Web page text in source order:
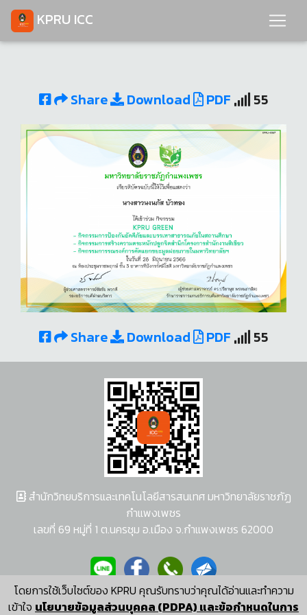
KPRU ICC
Share Download PDF 55
Share Download PDF 55
โดยการใช้เว็บไซต์ของ KPRU คุณรับทราบว่าคุณได้อ่านและทำความ
เข้าใจ นโยบายข้อมูลส่วนบุคคล (PDPA) และข้อกำหนดในการ
สำนักวิทยบริการและเทคโนโลยีสารสนเทศ มหาวิทยาลัยราชภัฏ
กำแพงเพชร
เลขที่ 69 หมู่ที่ 1 ต.นครชุม อ.เมือง จ.กำแพงเพชร 62000
ผู้พัฒนาระบบ อนุชา พวงผกา